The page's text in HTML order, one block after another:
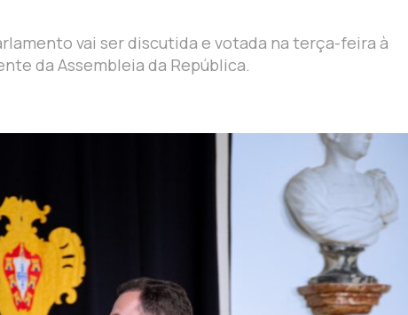
vai ser discutida e votada na terça-feira à
da Assembleia da República.